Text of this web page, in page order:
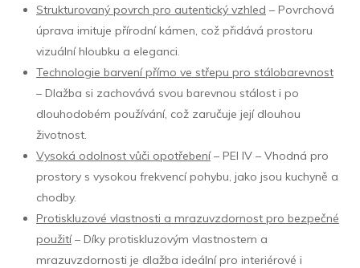
Strukturovaný povrch pro autentický vzhled – Povrchová
úprava imituje přírodní kámen, což přidává prostoru
vizuální hloubku a eleganci.
Technologie barvení přímo ve střepu pro stálobarevnost
– Dlažba si zachovává svou barevnou stálost i po
dlouhodobém používání, což zaručuje její dlouhou
životnost.
Vysoká odolnost vůči opotřebení– PEI IV – Vhodná pro
prostory s vysokou frekvencí pohybu, jako jsou kuchyně a
chodby.
Protiskluzové vlastnosti a mrazuvzdornost pro bezpečné
použití– Díky protiskluzovým vlastnostem a
mrazuvzdornosti je dlažba ideální pro interiérové i